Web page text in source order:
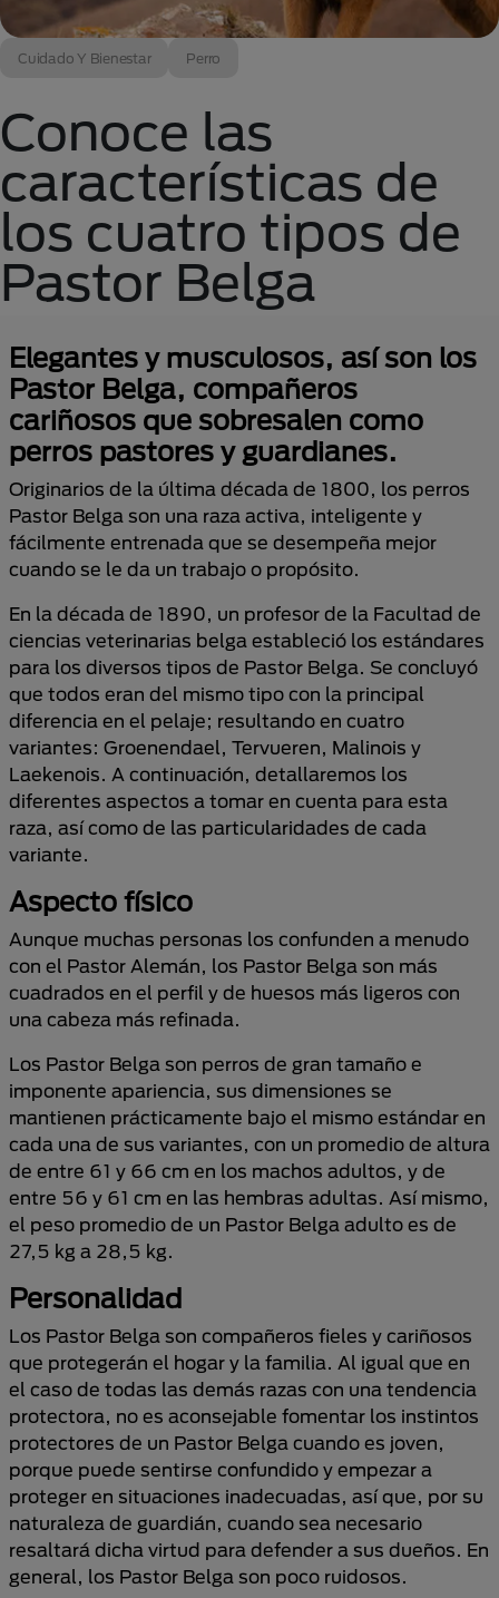
Cuidado Y Bienestar Perro
Conoce las
características de
los cuatro tipos de
Pastor Belga
Elegantes y musculosos, así son los
Pastor Belga, compañeros
cariñosos que sobresalen como
perros pastores y guardianes.
Originarios de la última década de 1800, los perros
Pastor Belga son una raza activa, inteligente y
fácilmente entrenada que se desempeña mejor
cuando se le da un trabajo o propósito.
En la década de 1890, un profesor de la Facultad de
ciencias veterinarias belga estableció los estándares
para los diversos tipos de Pastor Belga. Se concluyó
que todos eran del mismo tipo con la principal
diferencia en el pelaje; resultando en cuatro
variantes: Groenendael, Tervueren, Malinois y
Laekenois. A continuación, detallaremos los
diferentes aspectos a tomar en cuenta para esta
raza, así como de las particularidades de cada
variante.
Aspecto físico
Aunque muchas personas los confunden a menudo
con el Pastor Alemán, los Pastor Belga son más
cuadrados en el perfil y de huesos más ligeros con
una cabeza más refinada.
Los Pastor Belga son perros de gran tamaño e
imponente apariencia, sus dimensiones se
mantienen prácticamente bajo el mismo estándar en
cada una de sus variantes, con un promedio de altura
de entre 61 y 66 cm en los machos adultos, y de
entre 56 y 61 cm en las hembras adultas. Así mismo,
el peso promedio de un Pastor Belga adulto es de
27,5 kg a 28,5 kg.
Personalidad
Los Pastor Belga son compañeros fieles y cariñosos
que protegerán el hogar y la familia. Al igual que en
el caso de todas las demás razas con una tendencia
protectora, no es aconsejable fomentar los instintos
protectores de un Pastor Belga cuando es joven,
porque puede sentirse confundido y empezar a
proteger en situaciones inadecuadas, así que, por su
naturaleza de guardián, cuando sea necesario
resaltará dicha virtud para defender a sus dueños. En
general, los Pastor Belga son poco ruidosos.